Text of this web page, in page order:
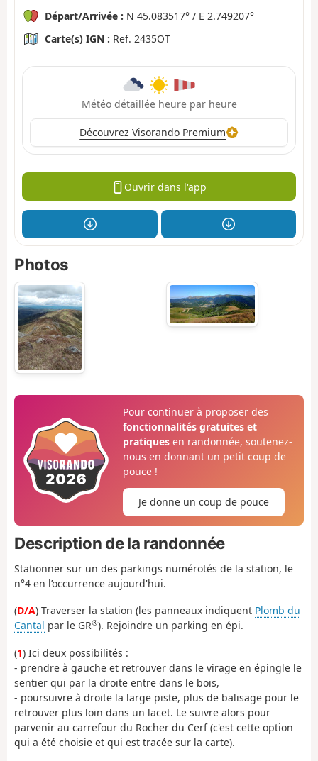
Départ/Arrivée : N 45.083517° / E 2.749207°
Carte(s) IGN : Ref. 2435OT
Météo détaillée heure par heure
Découvrez Visorando Premium
Ouvrir dans l'app
Photos
Pour continuer à proposer des
fonctionnalités gratuites et
pratiquesen randonnée, soutenez-
nous en donnant un petit coup de
pouce !
Je donne un coup de pouce
Description de la randonnée
Stationner sur un des parkings numérotés de la station, le
n°4 en l’occurrence aujourd'hui.
(D/A) Traverser la station (les panneaux indiquent Plomb du
Cantal par le GR®). Rejoindre un parking en épi.
(1) Ici deux possibilités :
- prendre à gauche et retrouver dans le virage en épingle le
sentier qui par la droite entre dans le bois,
- poursuivre à droite la large piste, plus de balisage pour le
retrouver plus loin dans un lacet. Le suivre alors pour
parvenir au carrefour du Rocher du Cerf (c'est cette option
qui a été choisie et qui est tracée sur la carte).